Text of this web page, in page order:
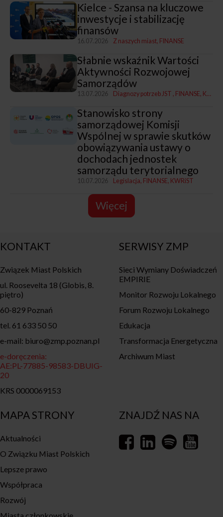
Kielce - Szansa na kluczowe
inwestycje i stabilizację
finansów
16.07.2026 Z naszych miast FINANSE
Słabnie wskaźnik Wartości
Aktywności Rozwojowej
Samorządów
13.07.2026 Diagnozy potrzeb JST FINANSE Konferencje
Stanowisko strony
samorządowej Komisji
Wspólnej w sprawie skutków
obowiązywania ustawy o
dochodach jednostek
samorządu terytorialnego
10.07.2026 Legislacja FINANSE KWRiST
Więcej
MAPA STRONY
Aktualności
O Związku Miast Polskich
Lepsze prawo
Współpraca
Rozwój
Miasta członkowskie
KONTAKT
Związek Miast Polskich
ul. Roosevelta 18 (Globis, 8.
piętro)
60-829 Poznań
tel. 61 633 50 50
e-mail: biuro@zmp.poznan.pl
e-doręczenia:
AE:PL-77885-98583-DBUIG-
20
KRS 0000069153
SERWISY ZMP
Sieci Wymiany Doświadczeń
EMPIRIE
Monitor Rozwoju Lokalnego
Forum Rozwoju Lokalnego
Edukacja
Transformacja Energetyczna
Archiwum Miast
ZNAJDŹ NAS NA